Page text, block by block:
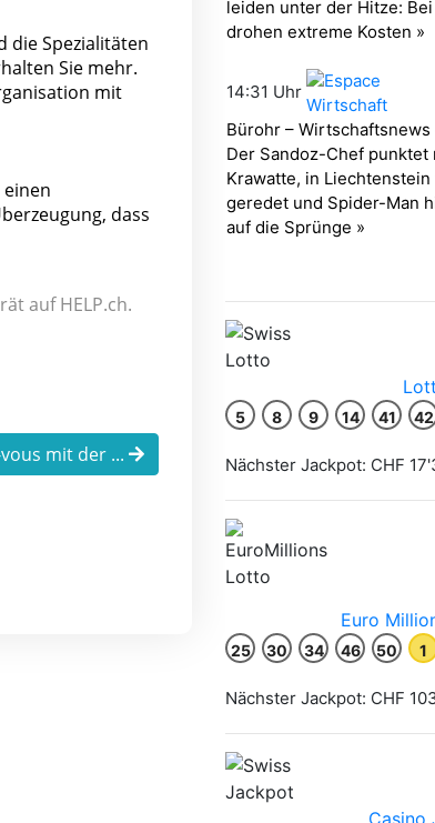
die Spezialitäten
Sie mehr.
mit
dass
auf HELP.ch.
mit der ...